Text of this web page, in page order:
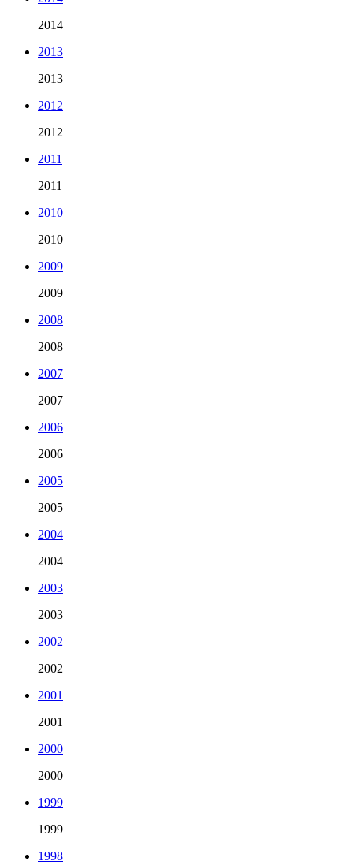
2014
2013
2013
2012
2012
2011
2011
2010
2010
2009
2009
2008
2008
2007
2007
2006
2006
2005
2005
2004
2004
2003
2003
2002
2002
2001
2001
2000
2000
1999
1999
1998